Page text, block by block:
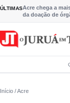
Pular para o
ÚLTIMASAcre chega a
da doação de
Início / Acre